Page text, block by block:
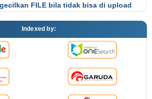
FILE bila tidak bisa di upload
Indexed by: